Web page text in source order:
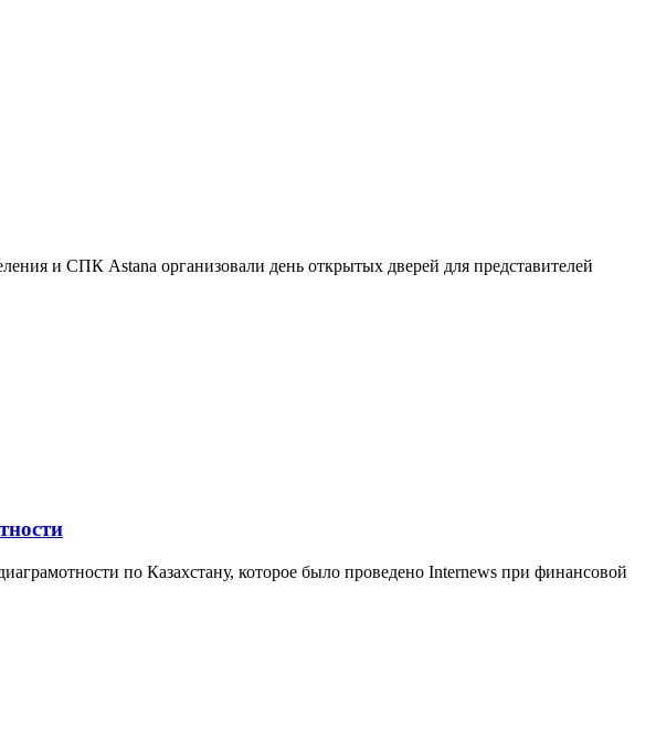
и СПК Astana организовали день открытых дверей для представителей
по Казахстану, которое было проведено Internews при финансовой